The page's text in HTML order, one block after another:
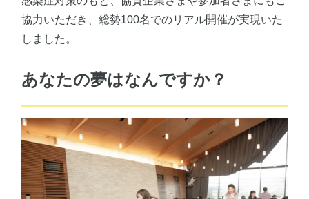
協力いただき、総勢100名でのリアル開催が実現いた
しました。
あなたの夢はなんですか？